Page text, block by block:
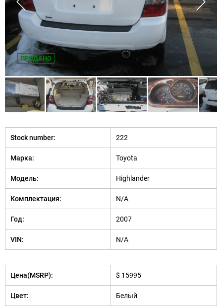
ПРОДАНО
Stock number: 222
Марка: Toyota
Модель: Highlander
Комплектация: N/A
Год: 2007
VIN: N/A
Цена(MSRP): $ 15995
Цвет: Белый